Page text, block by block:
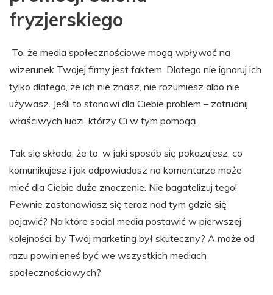
fryzjerskiego
To, że media społecznościowe mogą wpływać na
wizerunek Twojej firmy jest faktem. Dlatego nie ignoruj ich
tylko dlatego, że ich nie znasz, nie rozumiesz albo nie
używasz. Jeśli to stanowi dla Ciebie problem – zatrudnij
właściwych ludzi, którzy Ci w tym pomogą.
Tak się składa, że to, w jaki sposób się pokazujesz, co
komunikujesz i jak odpowiadasz na komentarze może
mieć dla Ciebie duże znaczenie. Nie bagatelizuj tego!
Pewnie zastanawiasz się teraz nad tym gdzie się
pojawić? Na które social media postawić w pierwszej
kolejności, by Twój marketing był skuteczny? A może od
razu powinieneś być we wszystkich mediach
społecznościowych?